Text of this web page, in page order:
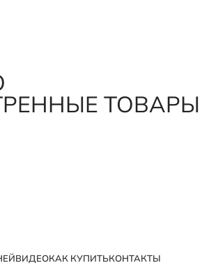
ТОВАРЫ
ВИДЕОКАК КУПИТЬКОНТАКТЫ